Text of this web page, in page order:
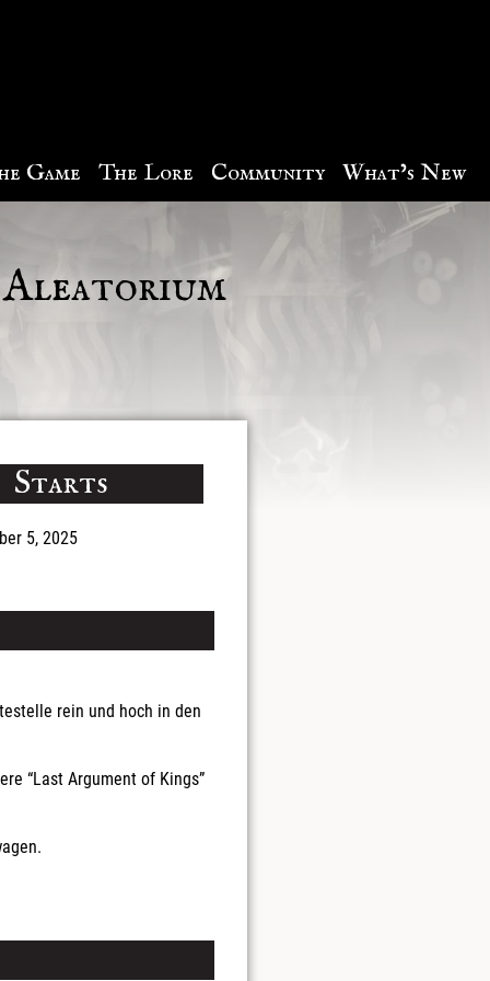
Game The Lore Community What’s New
Starts
5, 2025
rein und hoch in den
“Last Argument of Kings”